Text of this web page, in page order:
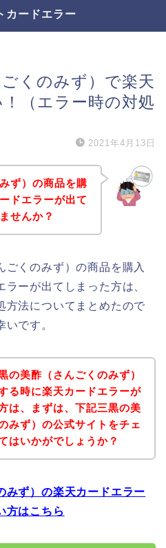
カードエラー
くのみず）で楽天
（エラー時の対処
2021年4月13日
ず）の商品を購
ドエラーが出て
せんか？
ごくのみず）の商品を購入
ーが出てしまった方は、
方法についてまとめたので
です。
の美酢（さんごくのみず）
る時に楽天カードエラーが
は、まずは、下記三黒の美
みず）の公式サイトをチェ
はいかがでしょうか？
みず）の楽天カードエラー
方はこちら